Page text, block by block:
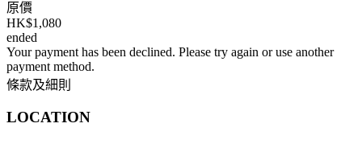
原價
HK$1,080
ended
Your payment has been declined. Please try again or use another
payment method.
條款及細則
LOCATION